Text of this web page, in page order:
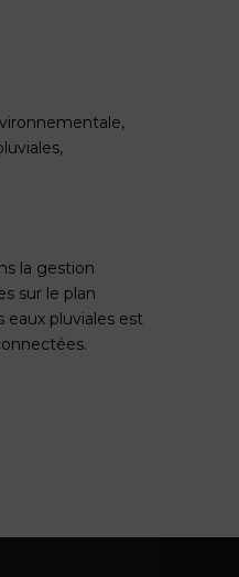
la gestion
sur le plan
eaux pluviales est